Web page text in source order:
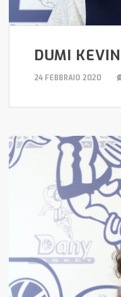
DUMI KEVIN
24 FEBBRAIO 2020